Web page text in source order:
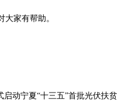
家有帮助。
动宁夏“十三五”首批光伏扶贫